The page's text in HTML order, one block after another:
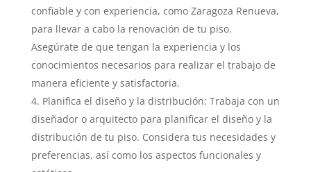
confiable y con experiencia, como Zaragoza Renueva,
para llevar a cabo la renovación de tu piso.
Asegúrate de que tengan la experiencia y los
conocimientos necesarios para realizar el trabajo de
manera eficiente y satisfactoria.
Planifica el diseño y la distribución: Trabaja con un
diseñador o arquitecto para planificar el diseño y la
distribución de tu piso. Considera tus necesidades y
preferencias, así como los aspectos funcionales y